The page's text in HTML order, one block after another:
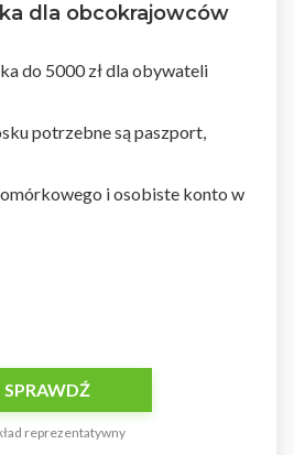
dla obcokrajowców
do 5000 zł dla obywateli
potrzebne są paszport,
i osobiste konto w
SPRAWDŹ
reprezentatywny